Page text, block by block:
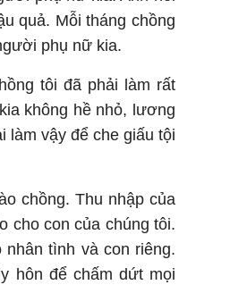
quả. Mỗi tháng chồng
phụ nữ kia.
tôi đã phải làm rất
không hề nhỏ, lương
làm vậy để che giấu tội
chồng. Thu nhập của
cho con của chúng tôi.
tình và con riêng.
hôn để chấm dứt mọi